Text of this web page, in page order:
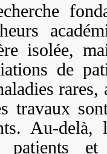
isolée,
de
travaux
Au-delà,
patients